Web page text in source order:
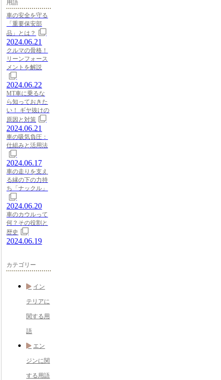
用語
車の安全を守る
「重要保安部
品」とは？
2024.06.21
クルマの骨格！
リーンフォース
メントを解説
2024.06.22
MT車に乗るな
ら知っておきた
い！ ギヤ抜けの
原因と対策
2024.06.21
車の吸気負圧：
仕組みと活用法
2024.06.17
車の走りを支え
る縁の下の力持
ち「ナックル」
2024.06.20
車のカウルって
何？その役割と
歴史
2024.06.19
カテゴリー
イン
テリアに
関する用
語
エン
ジンに関
する用語